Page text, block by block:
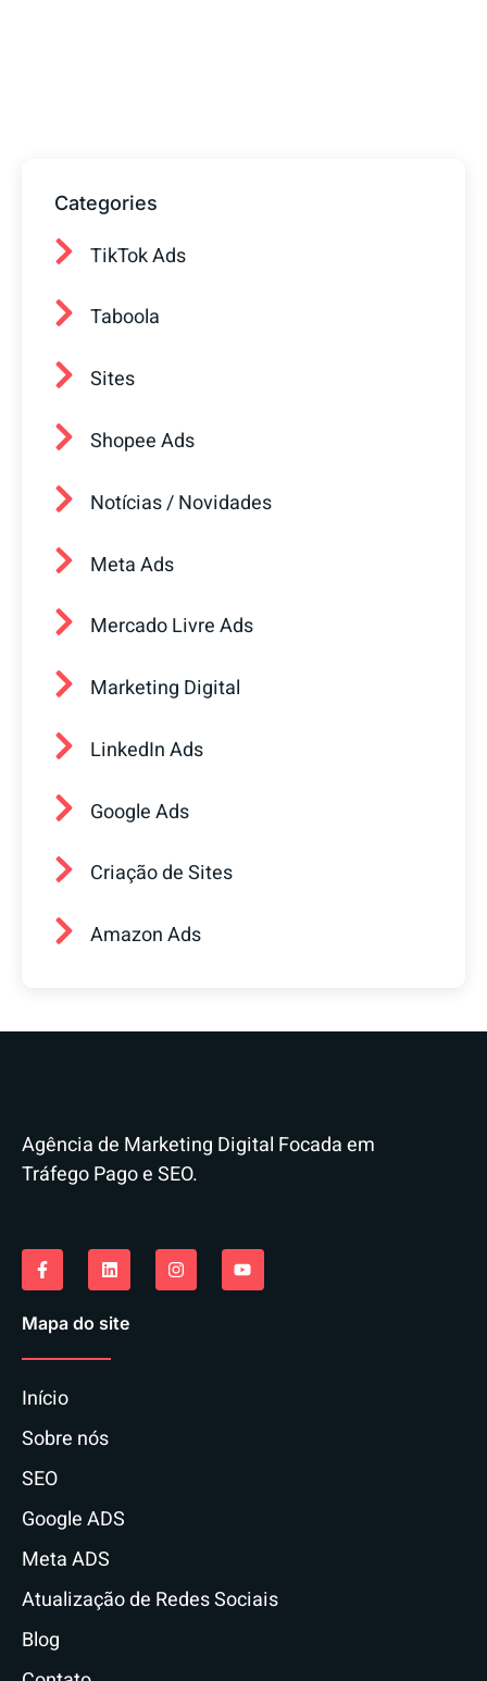
Categories
TikTok Ads
Taboola
Sites
Shopee Ads
Notícias / Novidades
Meta Ads
Mercado Livre Ads
Marketing Digital
LinkedIn Ads
Google Ads
Criação de Sites
Amazon Ads
Agência de Marketing Digital Focada em
Tráfego Pago e SEO.
Mapa do site
Início
Sobre nós
SEO
Google ADS
Meta ADS
Atualização de Redes Sociais
Blog